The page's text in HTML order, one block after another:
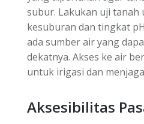
subur. Lakukan uji tanah
kesuburan dan tingkat
ada sumber air yang
dekatnya. Akses ke air
untuk irigasi dan
Aksesibilitas